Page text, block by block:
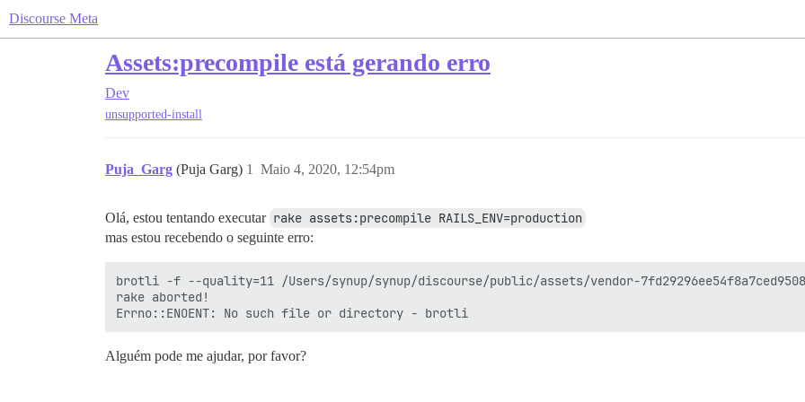
Discourse Meta
Assets:precompile está gerando erro
Dev
unsupported-install
Puja_Garg (Puja Garg) Maio 4, 2020, 12:54pm
1
Olá, estou tentando executar rake assets:precompile RAILS_ENV=production
mas estou recebendo o seguinte erro:
brotli -f --quality=11 /Users/synup/synup/discourse/public/assets/vendor-
rake aborted!
Alguém pode me ajudar, por favor?